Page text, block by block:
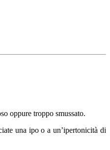
oppure troppo smussato.
una ipo o a un’ipertonicità di